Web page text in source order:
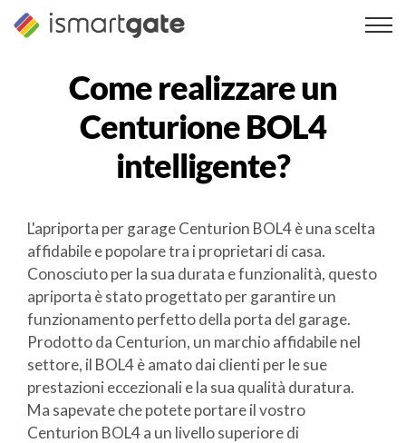
Come realizzare un
Centurione BOL4
intelligente?
L'apriporta per garage Centurion BOL4 è una scelta
affidabile e popolare tra i proprietari di casa.
Conosciuto per la sua durata e funzionalità, questo
apriporta è stato progettato per garantire un
funzionamento perfetto della porta del garage.
Prodotto da Centurion, un marchio affidabile nel
settore, il BOL4 è amato dai clienti per le sue
prestazioni eccezionali e la sua qualità duratura.
Ma sapevate che potete portare il vostro
Centurion BOL4 a un livello superiore di